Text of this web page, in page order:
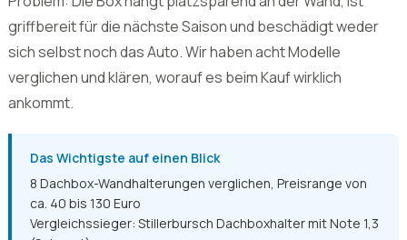
Nach dem Skiurlaub die Dachbox in die Garage stellen und
sie dann neun Monate lang über den Weg stolpern – das
kennen viele. EineDachbox-Wandhalterunglöst dieses